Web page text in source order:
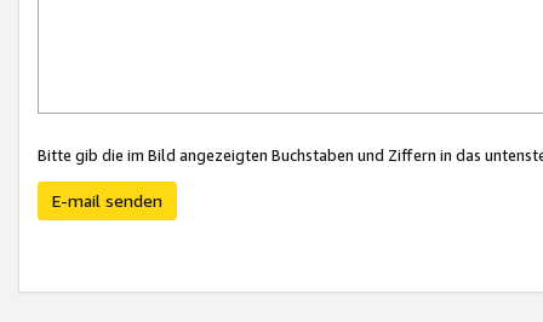
Bitte gib die im Bild angezeigten Buchstaben und Ziffern in das
E-mail senden